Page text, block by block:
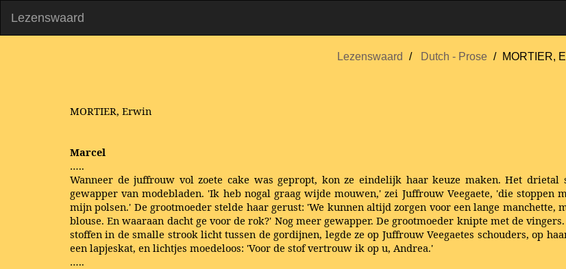
Lezenswaard
Lezenswaard Dutch - Prose MORTIER,
MORTIER, Erwin
Marcel
…..
Wanneer de juffrouw vol zoete cake was gepropt, kon ze eindelijk haar keuze maken. Het
gewapper van modebladen. 'Ik heb nogal graag wijde mouwen,' zei Juffrouw Veegaete, 'die
mijn polsen.' De grootmoeder stelde haar gerust: 'We kunnen altijd zorgen voor een lange manchette,
blouse. En waaraan dacht ge voor de rok?' Nog meer gewapper. De grootmoeder knipte met de
stoffen in de smalle strook licht tussen de gordijnen, legde ze op Juffrouw Veegaetes schouders, op
een lapjeskat, en lichtjes moedeloos: 'Voor de stof vertrouw ik op u, Andrea.'
…..